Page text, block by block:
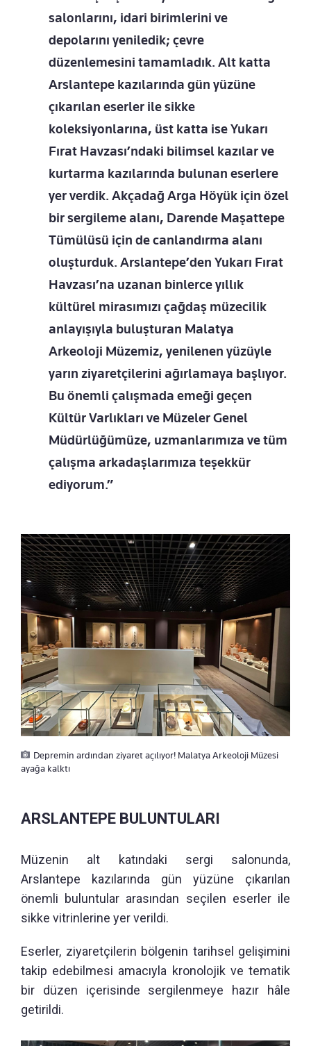
salonlarını, idari birimlerini ve
depolarını yeniledik; çevre
düzenlemesini tamamladık. Alt katta
Arslantepe kazılarında gün yüzüne
çıkarılan eserler ile sikke
koleksiyonlarına, üst katta ise Yukarı
Fırat Havzası’ndaki bilimsel kazılar ve
kurtarma kazılarında bulunan eserlere
yer verdik. Akçadağ Arga Höyük için özel
bir sergileme alanı, Darende Maşattepe
Tümülüsü için de canlandırma alanı
oluşturduk. Arslantepe’den Yukarı Fırat
Havzası’na uzanan binlerce yıllık
kültürel mirasımızı çağdaş müzecilik
anlayışıyla buluşturan Malatya
Arkeoloji Müzemiz, yenilenen yüzüyle
yarın ziyaretçilerini ağırlamaya başlıyor.
Bu önemli çalışmada emeği geçen
Kültür Varlıkları ve Müzeler Genel
Müdürlüğümüze, uzmanlarımıza ve tüm
çalışma arkadaşlarımıza teşekkür
ediyorum.”
Depremin ardından ziyaret açılıyor! Malatya Arkeoloji Müzesi
ayağa kalktı
ARSLANTEPE BULUNTULARI
Müzenin alt katındaki sergi salonunda,
Arslantepe kazılarında gün yüzüne çıkarılan
önemli buluntular arasından seçilen eserler ile
sikke vitrinlerine yer verildi.
Eserler, ziyaretçilerin bölgenin tarihsel gelişimini
takip edebilmesi amacıyla kronolojik ve tematik
bir düzen içerisinde sergilenmeye hazır hâle
getirildi.